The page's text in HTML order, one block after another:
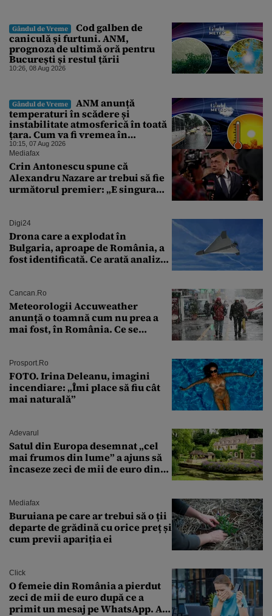
Gândul de Vreme
Cod galben de
caniculă și furtuni. ANM,
prognoza de ultimă oră pentru
București și restul țării
10:26, 08 Aug 2026
Gândul de Vreme
ANM anunță
temperaturi în scădere și
instabilitate atmosferică în toată
țara. Cum va fi vremea în
București și când vin vijeliile
10:15, 07 Aug 2026
Mediafax
Crin Antonescu spune că
Alexandru Nazare ar trebui să fie
următorul premier: „E singura
Digi24
Drona care a explodat în
Bulgaria, aproape de România, a
fost identificată. Ce arată analiza
Cancan.ro
Meteorologii Accuweather
anunță o toamnă cum nu prea a
mai fost, în România. Ce se
București. Pe ce dată ninge
Prosport.ro
FOTO. Irina Deleanu, imagini
incendiare: „Îmi place să fiu cât
mai naturală”
Adevarul
Satul din Europa desemnat „cel
mai frumos din lume” a ajuns să
încaseze zeci de mii de euro din
Mediafax
Buruiana pe care ar trebui să o ții
departe de grădină cu orice preț și
cum previi apariția ei
Click
O femeie din România a pierdut
zeci de mii de euro după ce a
primit un mesaj pe WhatsApp. A